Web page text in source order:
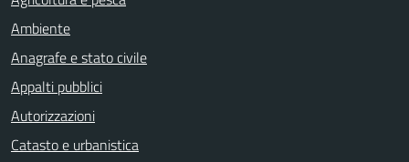
Ambiente
Anagrafe e stato civile
Appalti pubblici
Autorizzazioni
Catasto e urbanistica